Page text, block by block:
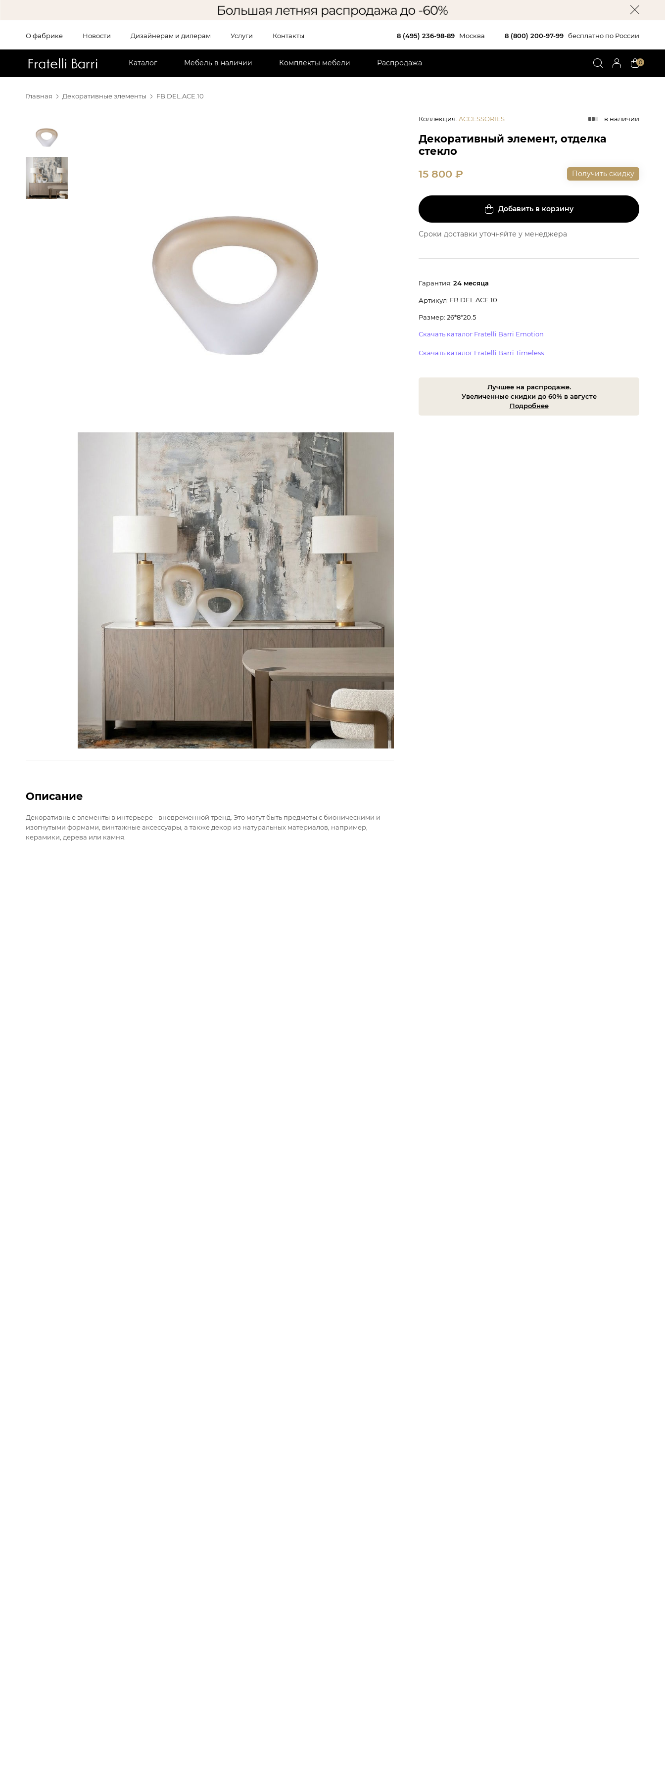
О фабрике Новости Дизайнерам и дилерам Услуги Контакты 8 (495) 236-98-89 Москва 8 (800) 200-97-99 бесплатно по России
Каталог Мебель в наличии Комплекты мебели Распродажа 0
Главная Декоративные элементы FB.DEL.ACE.10
Коллекция: ACCESSORIES в наличии
Декоративный элемент, отделка
стекло
15 800 ₽ Получить скидку
Добавить в корзину
Сроки доставки уточняйте у менеджера
Гарантия: 24 месяца
Артикул: FB.DEL.ACE.10
Размер: 26*8*20.5
Скачать каталог Fratelli Barri Emotion
Скачать каталог Fratelli Barri Timeless
Лучшее на распродаже.
Увеличенные скидки до 60% в августе
Подробнее
Описание
Декоративные элементы в интерьере - вневременной тренд. Это могут быть предметы с бионическими и
изогнутыми формами, винтажные аксессуары, а также декор из натуральных материалов, например,
керамики, дерева или камня.